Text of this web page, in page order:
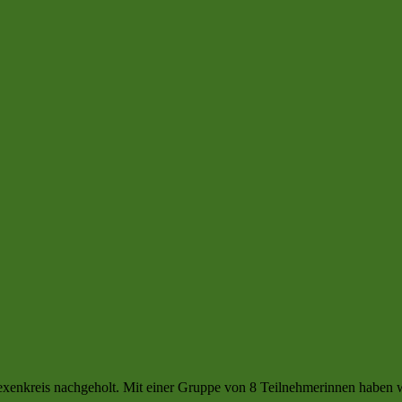
nachgeholt. Mit einer Gruppe von 8 Teilnehmerinnen